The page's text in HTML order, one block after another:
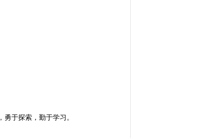
于探索，勤于学习。